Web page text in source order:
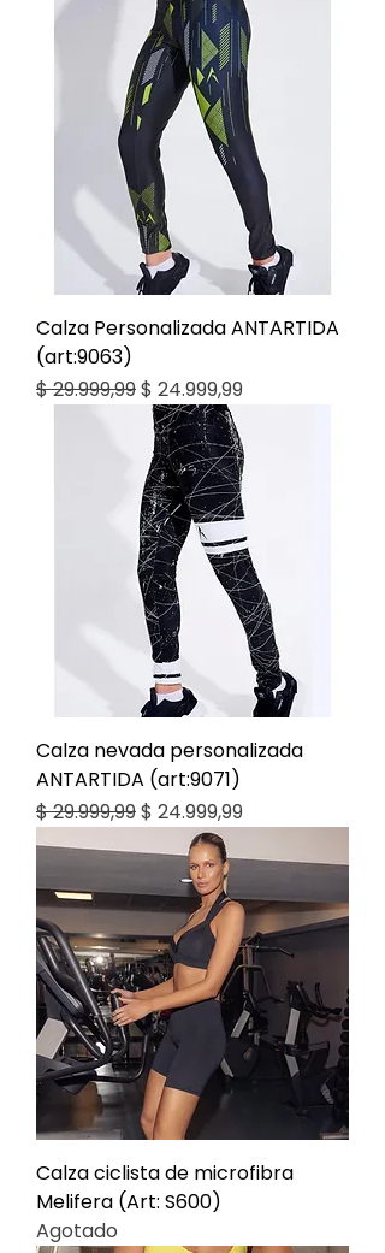
Calza Personalizada ANTARTIDA
(art:9063)
Precio
$ 29.999,99Precio de oferta
$ 24.999,99
Calza nevada personalizada
ANTARTIDA (art:9071)
Precio
$ 29.999,99Precio de oferta
$ 24.999,99
Calza ciclista de microfibra
Melifera (Art: S600)
Agotado